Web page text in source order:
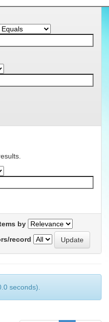
by
record
seconds).